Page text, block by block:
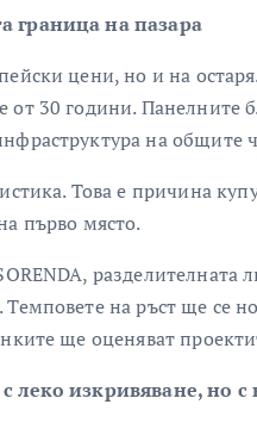
граница на пазара
цени, но и на
от 30 години. Панелните
на общите
Това е причина
първо място.
разделителната
Темповете на ръст ще се
ще оценяват
леко изкривяване, но